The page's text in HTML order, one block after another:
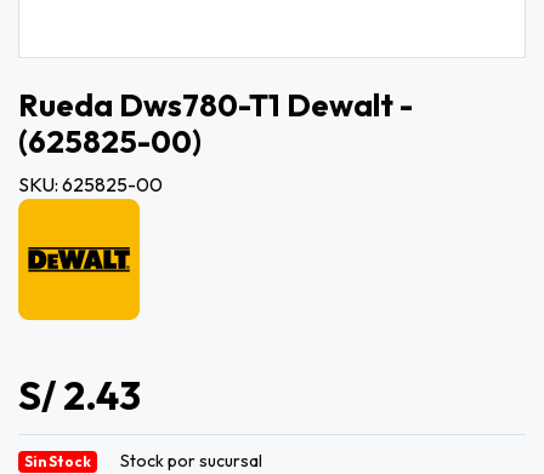
Rueda Dws780-T1 Dewalt -
(625825-00)
SKU: 625825-00
S/ 2.43
Sin Stock Stock por sucursal